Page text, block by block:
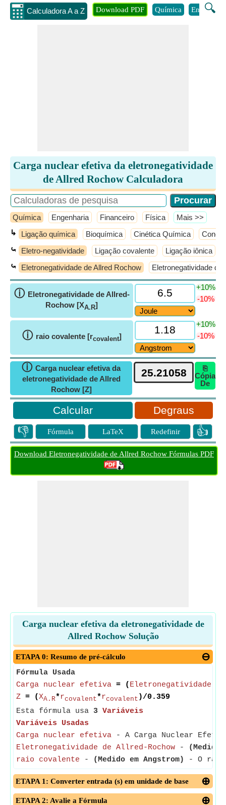
Calculadora A a Z 🔍
Download PDF Química
Carga nuclear efetiva da eletronegatividade
de Allred Rochow Calculadora
Química Engenharia Financeiro Física ​Mais >>
↳ Ligação química Bioquímica Cinética Química
⤿ Eletro-negatividade Ligação covalente Ligação iônica
⤿ Eletronegatividade de Allred Rochow Eletronegatividade de
ⓘ Eletronegatividade de Allred-
Rochow [XA.R]
+10%
-10%
ⓘ raio covalente [rcovalent]
+10%
-10%
ⓘ Carga nuclear efetiva da
eletronegatividade de Allred
Rochow [Z]
⎘
Cópia
De
Degraus
👎 Fórmula LaTeX Redefinir 👍
Download Eletronegatividade de Allred Rochow Fórmulas PDF
Carga nuclear efetiva da eletronegatividade de
Allred Rochow Solução
ETAPA 0: Resumo de pré-cálculo
Fórmula Usada
Carga nuclear efetiva = ( Eletronegatividade
Z = (XA.R*rcovalent*rcovalent )/0.359
Esta fórmula usa 3 Variáveis
Variáveis Usadas
Carga nuclear efetiva - A Carga Nuclear
Eletronegatividade de Allred-Rochow -
(Medido
raio covalente - (Medido em Angstrom) - O raio
ETAPA 1: Converter entrada (s) em unidade de base
ETAPA 2: Avalie a Fórmula